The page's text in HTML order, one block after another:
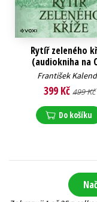
Rytíř zeleného
(audiokniha na
František
399 Kč 499 Kč
Do košíku